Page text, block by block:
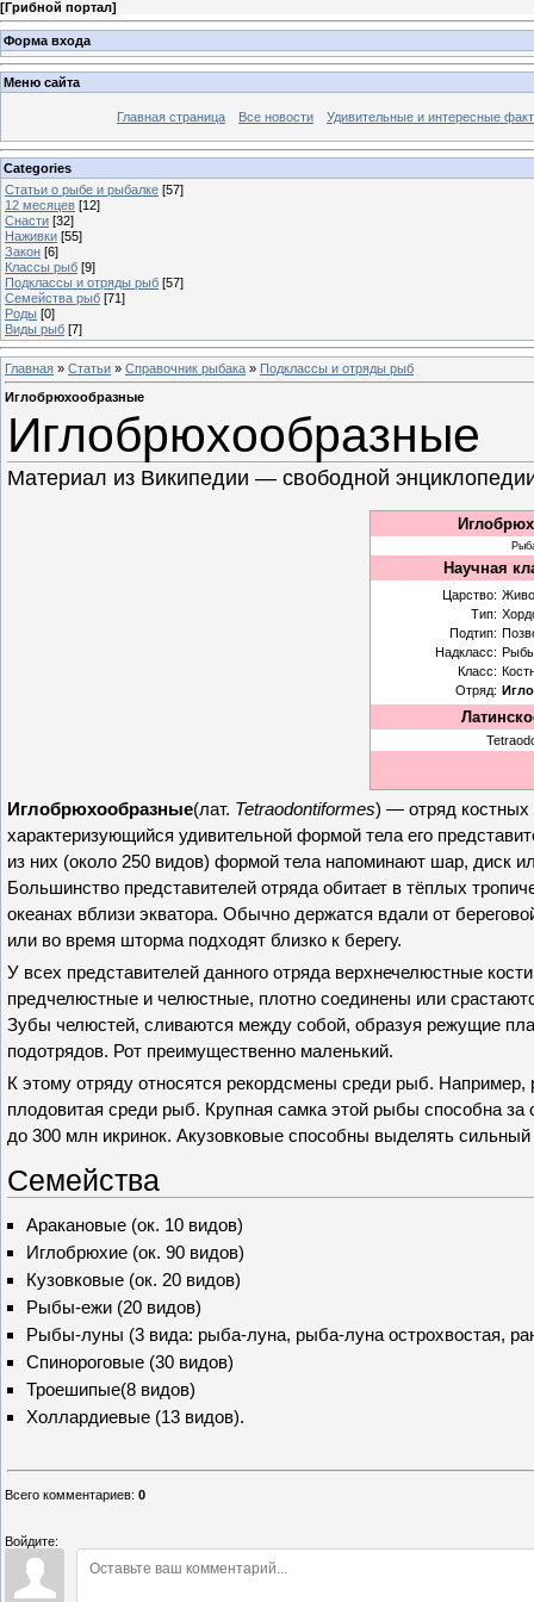
[Грибной портал]
Форма входа
Меню сайта
Главная страница Все новости Удивительные и интересные
Categories
Статьи о рыбе и рыбалке [57]
12 месяцев [12]
Снасти [32]
Наживки [55]
Закон [6]
Классы рыб [9]
Подклассы и отряды рыб [57]
Семейства рыб [71]
Роды [0]
Виды рыб [7]
Главная » Статьи » Справочник рыбака » Подклассы и отряды рыб
Иглобрюхообразные
Иглобрюхообразные
Материал из Википедии — свободной
Научная
Царство:
Тип:
Подтип:
Надкласс:
Класс:
Отряд:
Иглобрюхообразные(лат. Tetraodontiformes) — отряд
характеризующийся удивительной формой тела его
из них (около 250 видов) формой тела напоминают шар, диск
Большинство представителей отряда обитает в тёплых
океанах вблизи экватора. Обычно держатся вдали от
или во время шторма подходят близко к берегу.
У всех представителей данного отряда верхнечелюстные
предчелюстные и челюстные, плотно соединены или
Зубы челюстей, сливаются между собой, образуя режущие
подотрядов. Рот преимущественно маленький.
К этому отряду относятся рекордсмены среди рыб.
плодовитая среди рыб. Крупная самка этой рыбы способна за
до 300 млн икринок. Акузовковые способны выделять
Семейства
Аракановые (ок. 10 видов)
Иглобрюхие (ок. 90 видов)
Кузовковые (ок. 20 видов)
Рыбы-ежи (20 видов)
Рыбы-луны (3 вида: рыба-луна, рыба-луна острохвостая,
Спинороговые (30 видов)
Троешипые(8 видов)
Холлардиевые (13 видов).
Всего комментариев: 0
Войдите: